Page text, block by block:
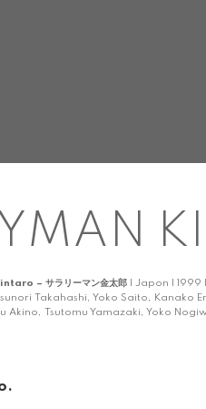
– サラリーマン金太郎 | Japon | 1999
Takahashi, Yoko Saito, Kanako
Akino, Tsutomu Yamazaki, Yoko